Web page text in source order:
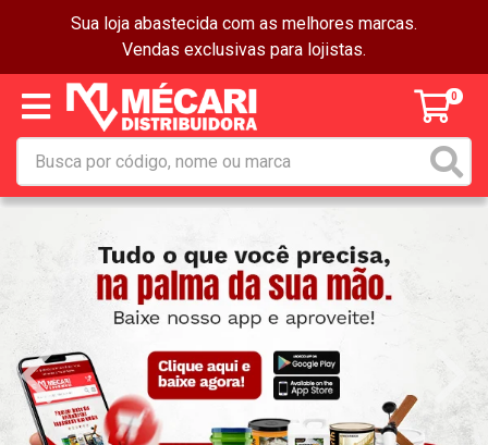
Sua loja abastecida com as melhores marcas.
Vendas exclusivas para lojistas.
0